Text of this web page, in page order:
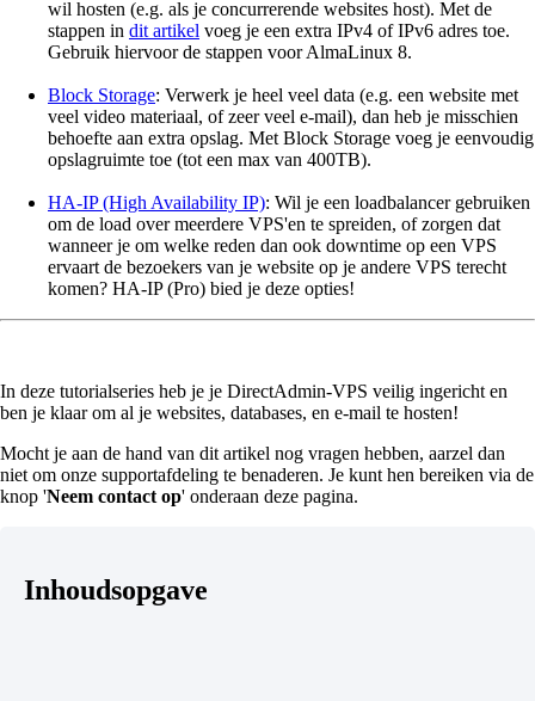
wil hosten (e.g. als je concurrerende websites host). Met de
stappen in dit artikel voeg je een extra IPv4 of IPv6 adres toe.
Gebruik hiervoor de stappen voor AlmaLinux 8.
Block Storage: Verwerk je heel veel data (e.g. een website met
veel video materiaal, of zeer veel e-mail), dan heb je misschien
behoefte aan extra opslag. Met Block Storage voeg je eenvoudig
opslagruimte toe (tot een max van 400TB).
HA-IP (High Availability IP): Wil je een loadbalancer gebruiken
om de load over meerdere VPS'en te spreiden, of zorgen dat
wanneer je om welke reden dan ook downtime op een VPS
ervaart de bezoekers van je website op je andere VPS terecht
komen? HA-IP (Pro) bied je deze opties!
In deze tutorialseries heb je je DirectAdmin-VPS veilig ingericht en
ben je klaar om al je websites, databases, en e-mail te hosten!
Mocht je aan de hand van dit artikel nog vragen hebben, aarzel dan
niet om onze supportafdeling te benaderen. Je kunt hen bereiken via de
knop 'Neem contact op' onderaan deze pagina.
Inhoudsopgave